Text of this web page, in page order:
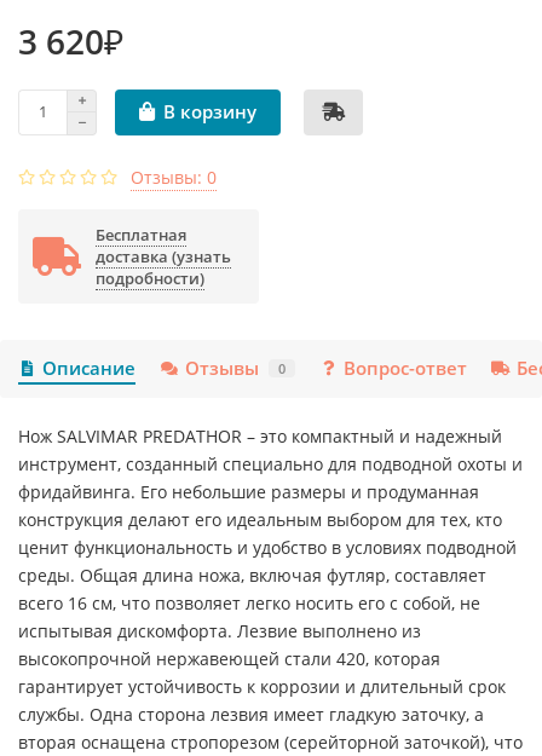
3 620₽
В корзину
Отзывы: 0
Бесплатная
доставка (узнать
подробности)
Описание Отзывы 0 Вопрос-ответ
Нож SALVIMAR PREDATHOR – это компактный и надежный
инструмент, созданный специально для подводной охоты и
фридайвинга. Его небольшие размеры и продуманная
конструкция делают его идеальным выбором для тех, кто
ценит функциональность и удобство в условиях подводной
среды. Общая длина ножа, включая футляр, составляет
всего 16 см, что позволяет легко носить его с собой, не
испытывая дискомфорта. Лезвие выполнено из
высокопрочной нержавеющей стали 420, которая
гарантирует устойчивость к коррозии и длительный срок
службы. Одна сторона лезвия имеет гладкую заточку, а
вторая оснащена стропорезом (серейторной заточкой), что